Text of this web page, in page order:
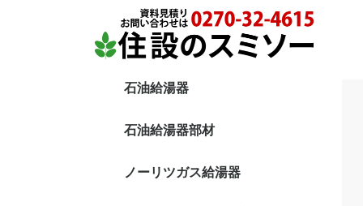
石油給湯器
エコフィール
直圧式 追炊付
直圧式 給湯専用
貯湯式 追炊付
貯湯式 給湯専用
石油給湯器部材
ノーリツガス給湯器